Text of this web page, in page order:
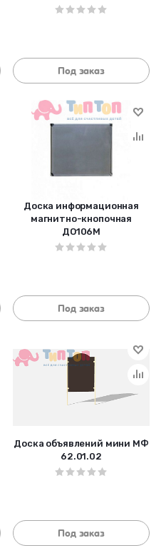
BRAUBERG, 231237
Под заказ
Доска информационная
магнитно-кнопочная
ДО106М
Под заказ
Доска объявлений мини МФ
62.01.02
Под заказ